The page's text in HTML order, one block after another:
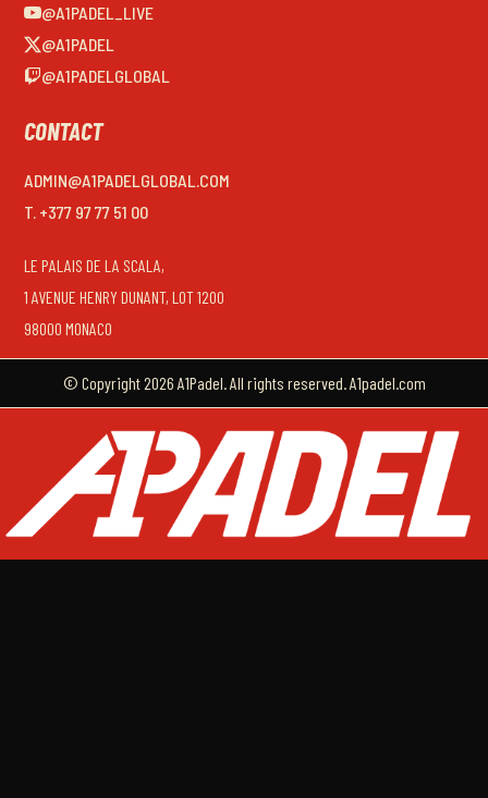
@A1PADEL_LIVE
@A1PADEL
@A1PADELGLOBAL
CONTACT
ADMIN@A1PADELGLOBAL.COM
T. +377 97 77 51 00
LE PALAIS DE LA SCALA,
1 AVENUE HENRY DUNANT, LOT 1200
98000 MONACO
© Copyright 2026 A1Padel. All rights reserved. A1padel.com